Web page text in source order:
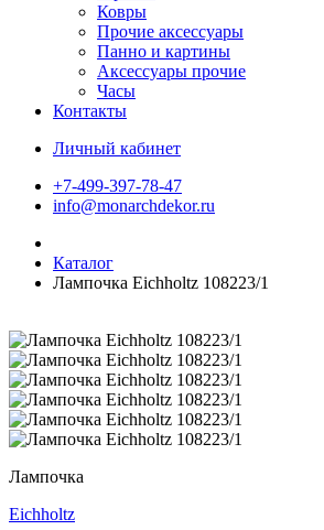
Ковры
Прочие аксессуары
Панно и картины
Аксессуары прочие
Часы
Контакты
Личный кабинет
+7-499-397-78-47
info@monarchdekor.ru
Каталог
Лампочка Eichholtz 108223/1
Лампочка
Eichholtz